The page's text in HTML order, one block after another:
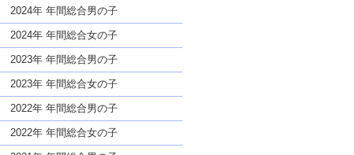
名前であっても奇抜すぎない
2024年 年間総合男の子
2024年 年間総合女の子
2023年 年間総合男の子
2023年 年間総合女の子
2022年 年間総合男の子
2022年 年間総合女の子